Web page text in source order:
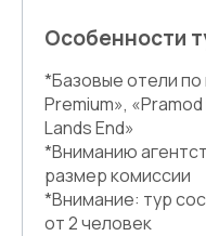
Особенности
*Базовые отели
Premium»,
Lands End»
*Вниманию
размер комиссии
*Внимание: тур
от 2 человек